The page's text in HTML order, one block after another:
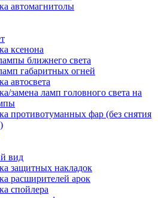
автомагнитолы
ксенона
ближнего света
габаритных огней
автосвета
замена ламп головного света на
противотуманных фар (без снятия
вид
защитных накладок
расширителей арок
спойлера